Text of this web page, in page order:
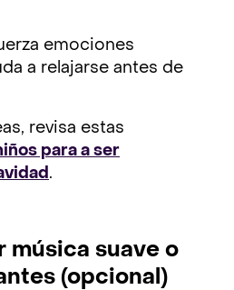
emociones
a relajarse antes de
revisa estas
para a ser
.
música suave o
(opcional)